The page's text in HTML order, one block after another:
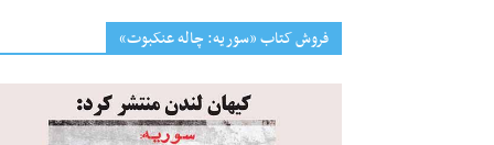
فروش کتاب «سوریه: چاله عنکبوت»